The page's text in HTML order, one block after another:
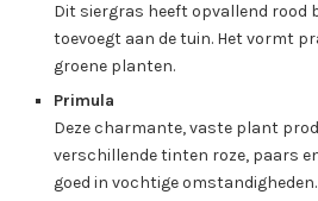
Dit siergras heeft opvallend rood
toevoegt aan de tuin. Het vormt
groene planten.
Primula
Deze charmante, vaste plant
verschillende tinten roze, paars
goed in vochtige omstandigheden.